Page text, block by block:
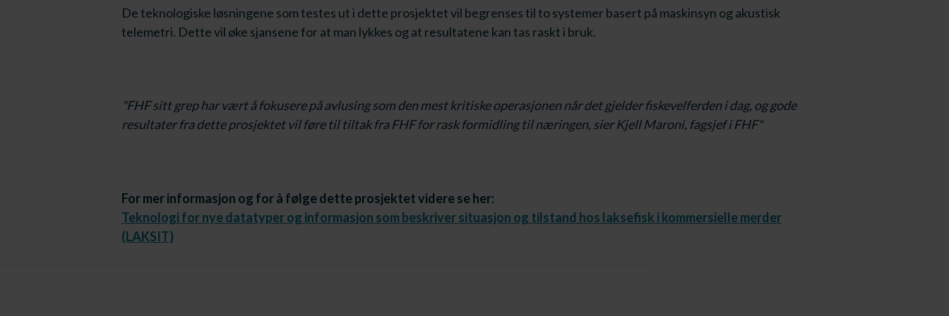
De teknologiske løsningene som testes ut i dette prosjektet vil begrenses til to systemer basert på maskinsyn og akustisk
telemetri. Dette vil øke sjansene for at man lykkes og at resultatene kan tas raskt i bruk.
"FHF sitt grep har vært å fokusere på avlusing som den mest kritiske operasjonen når det gjelder fiskevelferden i dag, og gode
resultater fra dette prosjektet vil føre til tiltak fra FHF for rask formidling til næringen, sier Kjell Maroni, fagsjef i FHF"
For mer informasjon og for å følge dette prosjektet videre se her:
Teknologi for nye datatyper og informasjon som beskriver situasjon og tilstand hos laksefisk i kommersielle merder
(LAKSIT)